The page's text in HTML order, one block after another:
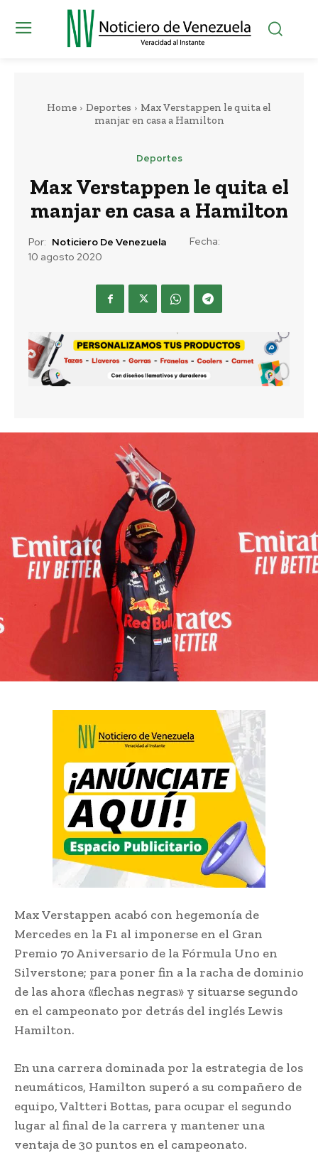
Home Deportes
Max Verstappen le quita el
manjar en casa a Hamilton
Deportes
Max Verstappen le quita el
manjar en casa a Hamilton
Por: Noticiero De Venezuela
Fecha:
10 agosto 2020
Max Verstappen acabó con hegemonía de
Mercedes en la F1 al imponerse en el Gran
Premio 70 Aniversario de la Fórmula Uno en
Silverstone; para poner fin a la racha de dominio
de las ahora «flechas negras» y situarse segundo
en el campeonato por detrás del inglés Lewis
Hamilton.
En una carrera dominada por la estrategia de los
neumáticos, Hamilton superó a su compañero de
equipo, Valtteri Bottas, para ocupar el segundo
lugar al final de la carrera y mantener una
ventaja de 30 puntos en el campeonato.